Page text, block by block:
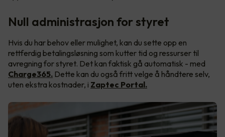
Null administrasjon for styret
Hvis du har behov eller mulighet, kan du sette opp en
rettferdig betalingsløsning som kutter tid og ressurser til
avregning for styret. Det kan faktisk gå automatisk - med
Charge365. Dette kan du også fritt velge å håndtere selv,
uten ekstra kostnader, i Zaptec Portal.